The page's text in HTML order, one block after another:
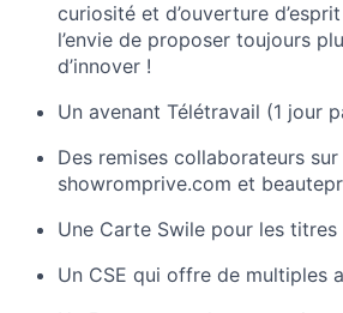
curiosité et d’ouverture
l’envie de proposer toujours
d’innover !
Un avenant Télétravail (1 jour
Des remises collaborateurs
showromprive.com et
Une Carte Swile pour les titres
Un CSE qui offre de multiples